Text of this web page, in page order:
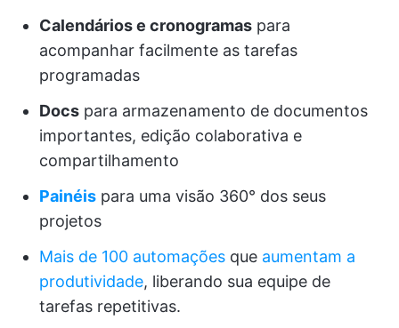
Calendários e cronogramas para
acompanhar facilmente as tarefas
programadas
Docs para armazenamento de documentos
importantes, edição colaborativa e
compartilhamento
Painéis para uma visão 360° dos seus
projetos
Mais de 100 automações que aumentam a
produtividade, liberando sua equipe de
tarefas repetitivas.